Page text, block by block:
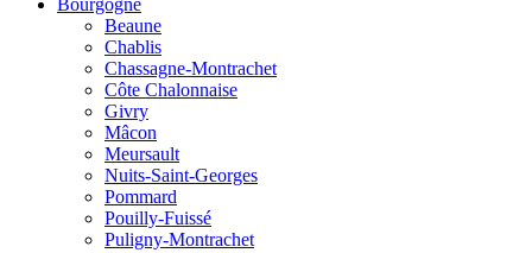
Bourgogne
Beaune
Chablis
Chassagne-Montrachet
Côte Chalonnaise
Givry
Mâcon
Meursault
Nuits-Saint-Georges
Pommard
Pouilly-Fuissé
Puligny-Montrachet